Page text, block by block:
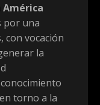
América
por una
con vocación
la
torno a la